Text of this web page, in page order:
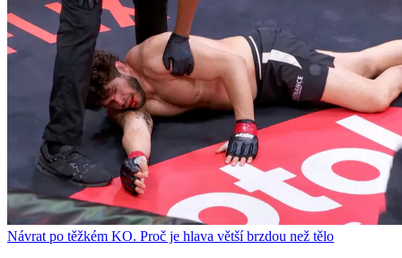
Návrat po těžkém KO. Proč je hlava větší brzdou než tělo